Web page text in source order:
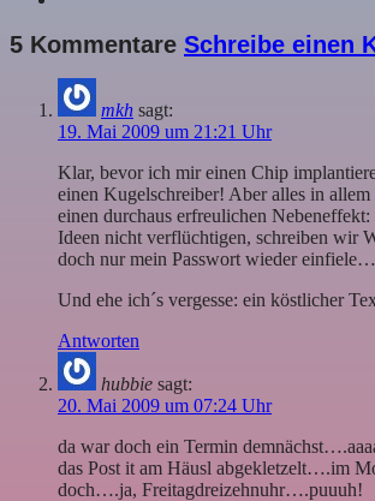
5 Kommentare Schreibe einen
mkh sagt:
19. Mai 2009 um 21:21 Uhr
Klar, bevor ich mir einen Chip
einen Kugelschreiber! Aber alles in
einen durchaus erfreulichen Nebeneffekt:
Ideen nicht verflüchtigen, schreiben wir
doch nur mein Passwort wieder
Und ehe ich´s vergesse: ein köstlicher
Antworten
hubbie sagt:
20. Mai 2009 um 07:24 Uhr
da war doch ein Termin
das Post it am Häusl abgekletzelt….im
doch….ja, Freitagdreizehnuhr….puuuh!